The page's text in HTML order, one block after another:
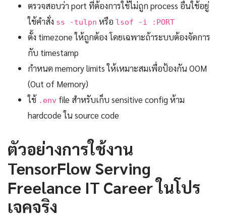
ตรวจสอบว่า port ที่ต้องการใช้ไม่ถูก process อื่นใช้อยู่
ใช้คำสั่ง ss -tulpn หรือ lsof -i :PORT
ตั้ง timezone ให้ถูกต้อง โดยเฉพาะถ้าระบบต้องจัดการ
กับ timestamp
กำหนด memory limits ให้เหมาะสมเพื่อป้องกัน OOM
(Out of Memory)
ใช้ .env file สำหรับเก็บ sensitive config ห้าม
hardcode ใน source code
ตัวอย่างการใช้งาน
TensorFlow Serving
Freelance IT Career ในโปร
เจคจริง